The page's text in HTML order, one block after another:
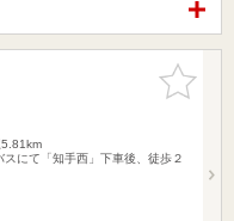
お気に入
りに追加
にて「知手西」下車後、徒歩２